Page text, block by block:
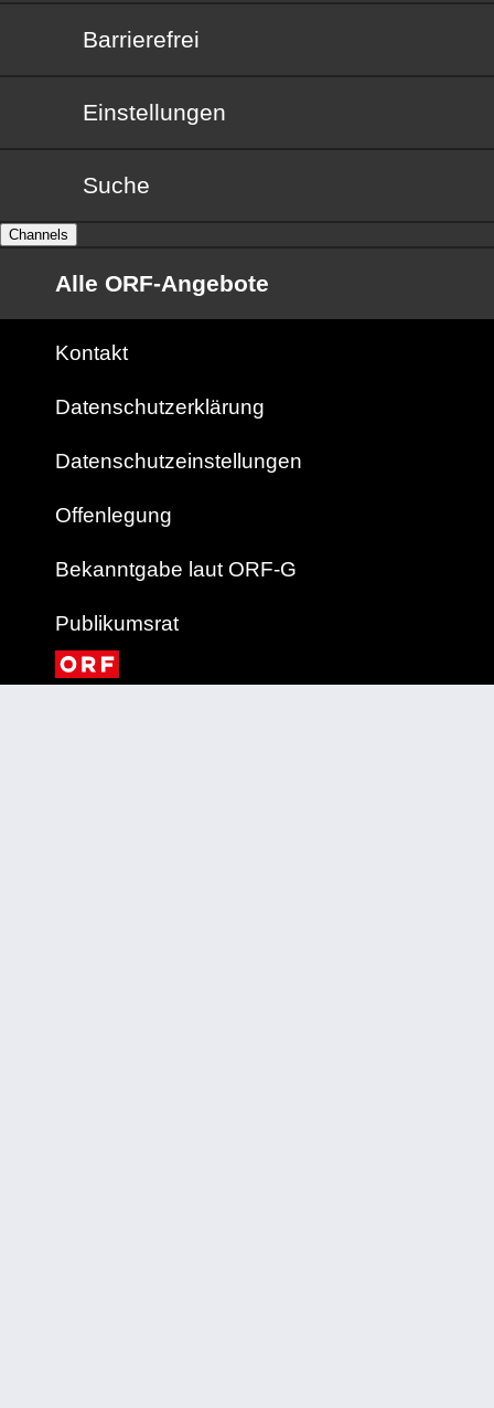
Barrierefrei
Barrierefrei
Einstellungen
Suche
Channels
Alle ORF-Angebote
Kontakt
Datenschutzerklärung
Datenschutzeinstellungen
Offenlegung
Bekanntgabe laut ORF-G
Publikumsrat